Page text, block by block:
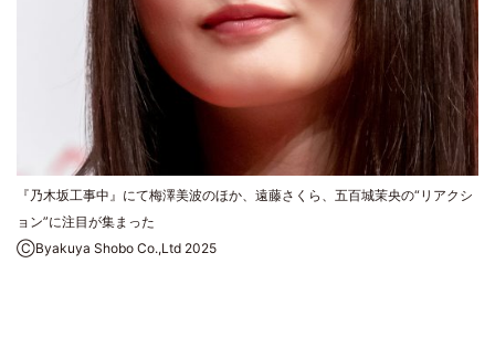
『乃木坂工事中』にて梅澤美波のほか、遠藤さくら、五百城茉央の“リアクシ
ョン”に注目が集まった
ⒸByakuya Shobo Co.,Ltd 2025